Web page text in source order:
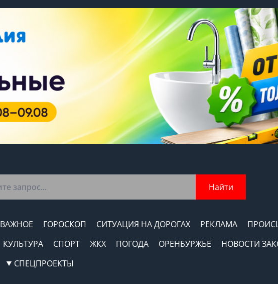
Найти
ВАЖНОЕ ГОРОСКОП СИТУАЦИЯ НА ДОРОГАХ РЕКЛАМА
КУЛЬТУРА СПОРТ ЖКХ ПОГОДА ОРЕНБУРЖЬЕ
НОВОСТИ
СПЕЦПРОЕКТЫ